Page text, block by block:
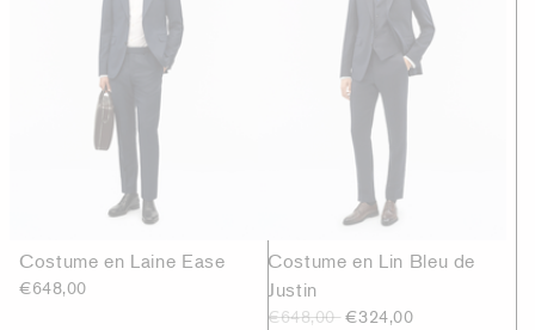
Costume en Laine Ease
€648,00
Costume en Lin Bleu de
Justin
€648,00 €324,00